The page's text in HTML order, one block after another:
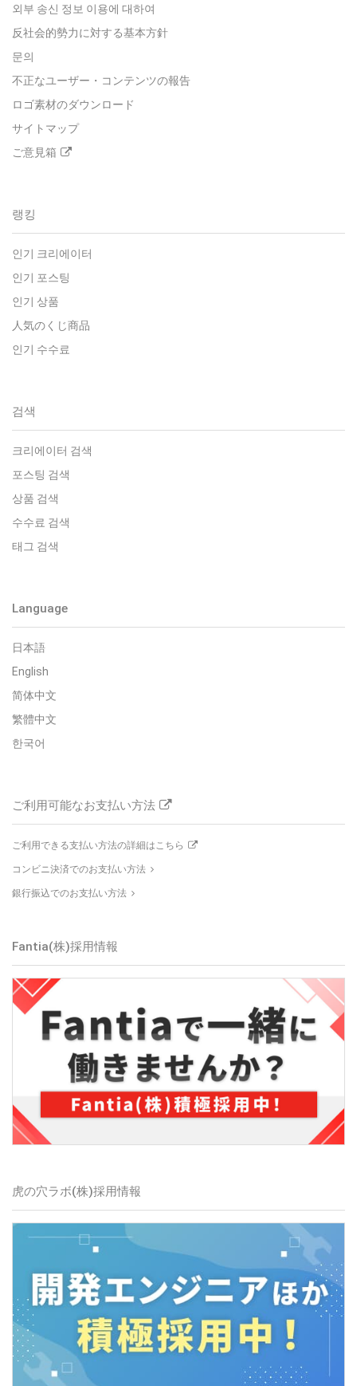
외부 송신 정보 이용에 대하여
反社会的勢力に対する基本方針
문의
不正なユーザー・コンテンツの報告
ロゴ素材のダウンロード
サイトマップ
ご意見箱
랭킹
인기 크리에이터
인기 포스팅
인기 상품
人気のくじ商品
인기 수수료
검색
크리에이터 검색
포스팅 검색
상품 검색
수수료 검색
태그 검색
Language
日本語
English
简体中文
繁體中文
한국어
ご利用可能なお支払い方法
ご利用できる支払い方法の詳細はこちら
コンビニ決済でのお支払い方法
銀行振込でのお支払い方法
Fantia(株)採用情報
虎の穴ラボ(株)採用情報